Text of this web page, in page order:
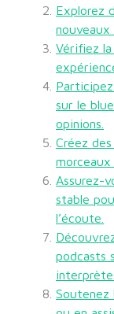
Explorez
nouveaux
Vérifiez
sur le
opinions.
Créez
morceaux
Assurez-
stable
l’écoute.
podcasts
Soutenez